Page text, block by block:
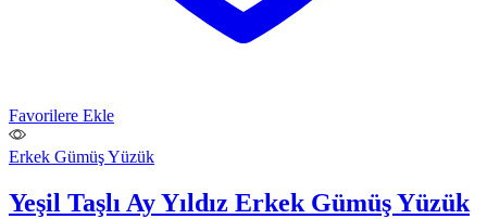
Favorilere Ekle
Erkek Gümüş Yüzük
Yeşil Taşlı Ay Yıldız Erkek Gümüş Yüzük